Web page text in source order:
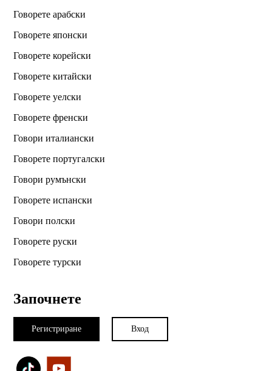
Говорете арабски
Говорете японски
Говорете корейски
Говорете китайски
Говорете уелски
Говорете френски
Говори италиански
Говорете португалски
Говори румънски
Говорете испански
Говори полски
Говорете руски
Говорете турски
Започнете
Регистриране Вход